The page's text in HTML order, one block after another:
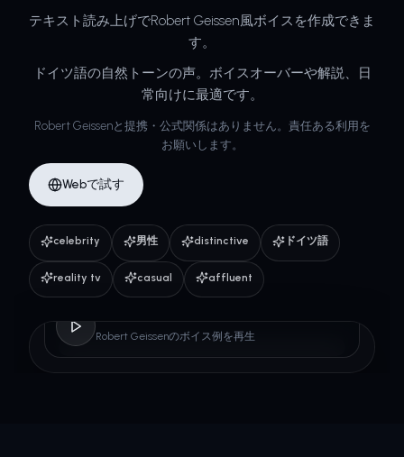
テキスト読み上げでRobert Geissen風ボイスを作成できま
す。
ドイツ語の自然トーンの声。ボイスオーバーや解説、日
常向けに最適です。
Robert Geissenと提携・公式関係はありません。責任ある利用を
お願いします。
Webで試す
celebrity 男性 distinctive ドイツ語
reality tv casual affluent
Robert Geissenのボイス例を再生